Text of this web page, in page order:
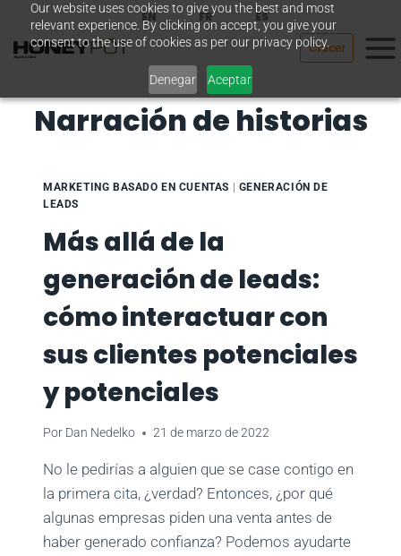
Our website uses cookies to give you the best and most
relevant experience. By clicking on accept, you give your
consent to the use of cookies as per our privacy policy.
Denegar Aceptar
Saltar
contenido
EN FR ES
Crecer
Narración de historias
MARKETING BASADO EN CUENTAS
GENERACIÓN DE
LEADS
Más allá de la
generación de leads:
cómo interactuar con
sus clientes potenciales
y potenciales
Por Dan Nedelko 21 de marzo de 2022
No le pedirías a alguien que se case contigo en
la primera cita, ¿verdad? Entonces, ¿por qué
algunas empresas piden una venta antes de
haber generado confianza? Podemos ayudarte